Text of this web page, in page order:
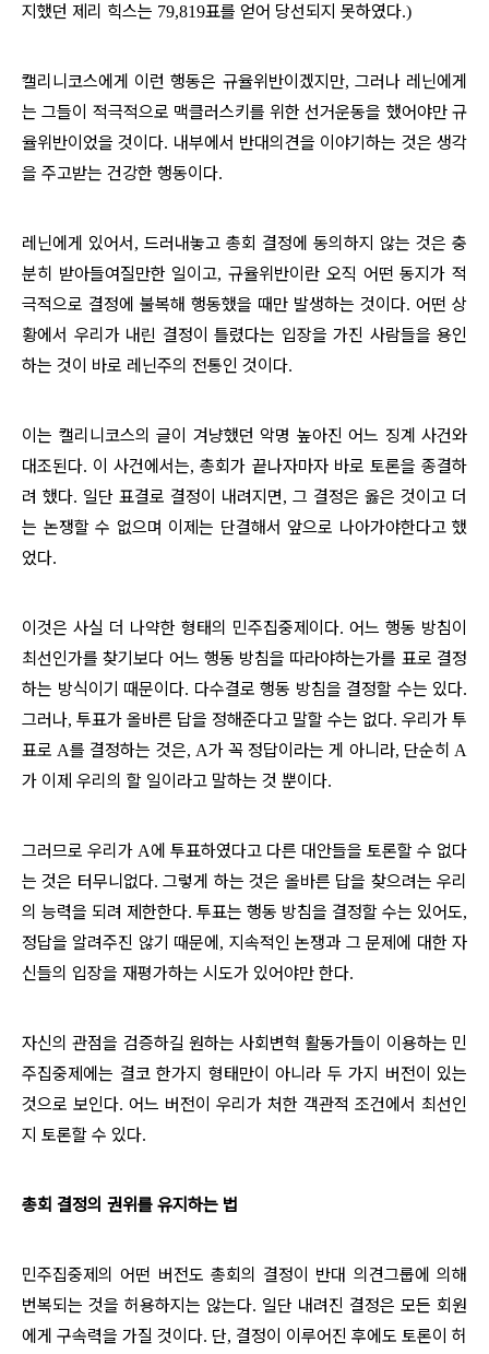
지했던 제리 힉스는 79,819표를 얻어 당선되지 못하였다.)
캘리니코스에게 이런 행동은 규율위반이겠지만, 그러나 레닌에게
는 그들이 적극적으로 맥클러스키를 위한 선거운동을 했어야만 규
율위반이었을 것이다. 내부에서 반대의견을 이야기하는 것은 생각
을 주고받는 건강한 행동이다.
레닌에게 있어서 , 드러내놓고 총회 결정에 동의하지 않는 것은 충
분히 받아들여질만한 일이고,규율위반이란 오직 어떤 동지가 적
극적으로 결정에 불복해 행동했을 때만 발생하는 것이다. 어떤 상
황에서 우리가 내린 결정이 틀렸다는 입장을 가진 사람들을 용인
하는 것이 바로 레닌주의 전통인 것이다.
이는 캘리니코스의 글이 겨냥했던 악명 높아진 어느 징계 사건와
대조된다. 이 사건에서는,총회가 끝나자마자 바로 토론을 종결하
려 했다. 일단 표결로 결정이 내려지면, 그 결정은 옳은 것이고 더
는 논쟁할 수 없으며 이제는 단결해서 앞으로 나아가야한다고 했
었다.
이것은 사실 더 나약한 형태의 민주집중제이다. 어느 행동 방침이
최선인가를 찾기보다 어느 행동 방침을 따라야하는가를 표로 결정
하는 방식이기 때문이다. 다수결로 행동 방침을 결정할 수는 있다.
그러나, 투표가 올바른 답을 정해준다고 말할 수는 없다. 우리가 투
표로A를 결정하는 것은, A가 꼭 정답이라는 게 아니라, 단순히A
가 이제 우리의 할 일이라고 말하는 것 뿐이다.
그러므로 우리가 A에 투표하였다고 다른 대안들을 토론할 수 없다
는 것은 터무니없다.그렇게 하는 것은 올바른 답을 찾으려는 우리
의 능력을 되려 제한한다. 투표는 행동 방침을 결정할 수는 있어도,
정답을 알려주진 않기 때문에 , 지속적인 논쟁과 그 문제에 대한 자
신들의 입장을 재평가하는 시도가 있어야만 한다.
자신의 관점을 검증하길 원하는 사회변혁 활동가들이 이용하는 민
주집중제에는 결코 한가지 형태만이 아니라 두 가지 버전이 있는
것으로 보인다. 어느 버전이 우리가 처한 객관적 조건에서 최선인
지 토론할 수 있다.
총회 결정의 권위를 유지하는 법
민주집중제의 어떤 버전도 총회의 결정이 반대 의견그룹에 의해
번복되는 것을 허용하지는 않는다. 일단 내려진 결정은 모든 회원
에게 구속력을 가질 것이다. 단, 결정이 이루어진 후에도 토론이 허